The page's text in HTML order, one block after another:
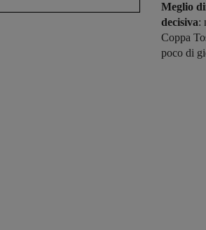
Meglio
decisiva:
Coppa
poco di